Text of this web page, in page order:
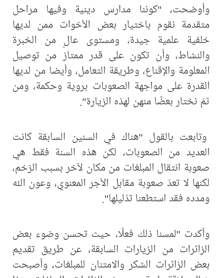
وأوضحت، "كوننا مدارس دينية وفيها مراحل
متقدمة نقوم باختيار بعض الأخوات ممن لديها
خلفية علمية جيدة، ومستوى عالٍ من الخبرة
والنشاط، وأن تكون على قدر ممتاز من توصيل
المعلومة والإقناع، وطريقة التعامل، وأيضا من لديها
القدرة على مواجهة الصعوبات بروية وحكمة، ومن
ثمّ نختار بعضًا منهن لهذه الزيارة".
وتابعت بالقول "هناك في السنين السابقة كانت
العديد من الصعوبات، لكن هذه السنة فقط هي
صعوبة انتقال المبلغات من مكان لآخر بسبب الزخم،
لكنها لا تعدّ صعوبة مقابل الأجر المعنوي، وعون الله
ومدده فقد استطعنا تذليلها".
وأكدت "لمسنا ذلك فعلًا، حيث تحسن وضوء بعض
الزائرات من الزيارات السابقة، عن طريق تقديم
بعض الزائرات الشكر والامتنان للمبلغات، وأصبحت